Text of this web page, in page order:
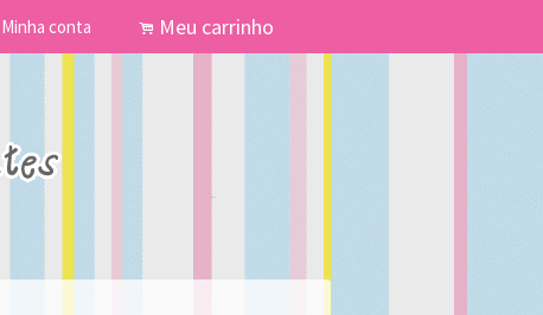
Minha conta . Meu carrinho